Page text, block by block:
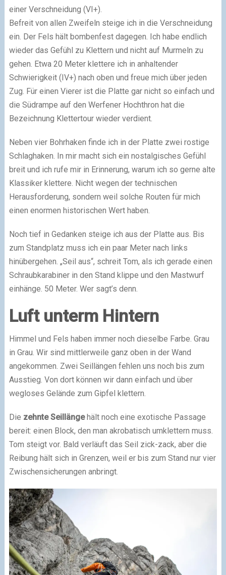
einer Verschneidung (VI+).
Befreit von allen Zweifeln steige ich in die Verschneidung
ein. Der Fels hält bombenfest dagegen. Ich habe endlich
wieder das Gefühl zu Klettern und nicht auf Murmeln zu
gehen. Etwa 20 Meter klettere ich in anhaltender
Schwierigkeit (IV+) nach oben und freue mich über jeden
Zug. Für einen Vierer ist die Platte gar nicht so einfach und
die Südrampe auf den Werfener Hochthron hat die
Bezeichnung Klettertour wieder verdient.
Neben vier Bohrhaken finde ich in der Platte zwei rostige
Schlaghaken. In mir macht sich ein nostalgisches Gefühl
breit und ich rufe mir in Erinnerung, warum ich so gerne alte
Klassiker klettere. Nicht wegen der technischen
Herausforderung, sondern weil solche Routen für mich
einen enormen historischen Wert haben.
Noch tief in Gedanken steige ich aus der Platte aus. Bis
zum Standplatz muss ich ein paar Meter nach links
hinübergehen. „Seil aus“, schreit Tom, als ich gerade einen
Schraubkarabiner in den Stand klippe und den Mastwurf
einhänge. 50 Meter. Wer sagt’s denn.
Luft unterm Hintern
Himmel und Fels haben immer noch dieselbe Farbe. Grau
in Grau. Wir sind mittlerweile ganz oben in der Wand
angekommen. Zwei Seillängen fehlen uns noch bis zum
Ausstieg. Von dort können wir dann einfach und über
wegloses Gelände zum Gipfel klettern.
Die zehnte Seillängehält noch eine exotische Passage
bereit: einen Block, den man akrobatisch umklettern muss.
Tom steigt vor. Bald verläuft das Seil zick-zack, aber die
Reibung hält sich in Grenzen, weil er bis zum Stand nur vier
Zwischensicherungen anbringt.